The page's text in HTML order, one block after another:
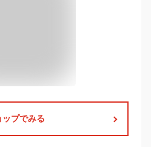
ップでみる